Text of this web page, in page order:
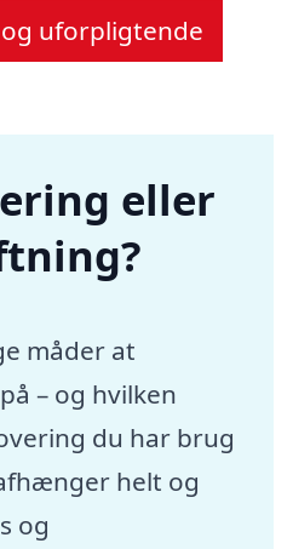
uforpligtende
eller
måder at
– og hvilken
du har brug
helt og
og